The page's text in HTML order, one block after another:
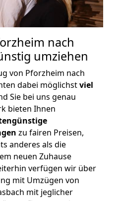
nach
umziehen
von Pforzheim nach
dabei möglichstviel
Sie bei uns genau
bieten Ihnen
zu fairen Preisen,
anderes als die
neuen Zuhause
verfügen wir über
mit Umzügen von
mit jeglicher